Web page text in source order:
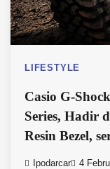
LIFESTYLE
Casio G-
Series, Hadir
Resin Bezel,
Ipodarcar 4